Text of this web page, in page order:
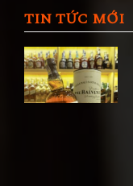
TIN TỨC MỚI